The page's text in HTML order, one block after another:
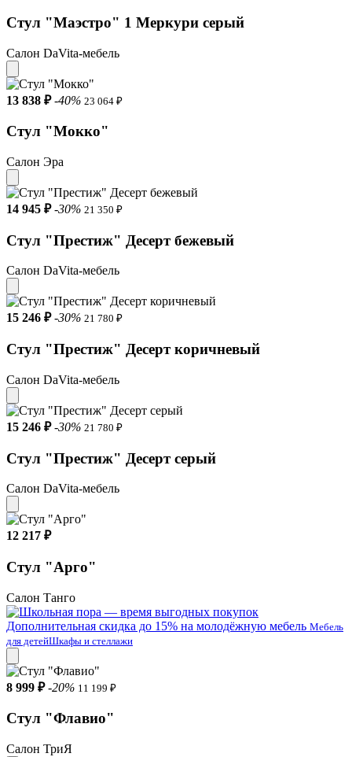
Стул "Маэстро" 1 Меркури серый
Салон DaVita-мебель
13 838 ₽ -40% 23 064 ₽
Стул "Мокко"
Салон Эра
14 945 ₽ -30% 21 350 ₽
Стул "Престиж" Десерт бежевый
Салон DaVita-мебель
15 246 ₽ -30% 21 780 ₽
Стул "Престиж" Десерт коричневый
Салон DaVita-мебель
15 246 ₽ -30% 21 780 ₽
Стул "Престиж" Десерт серый
Салон DaVita-мебель
12 217 ₽
Стул "Арго"
Салон Танго
Дополнительная скидка до 15% на молодёжную мебель Мебель
для детейШкафы и стеллажи
8 999 ₽ -20% 11 199 ₽
Стул "Флавио"
Салон ТриЯ